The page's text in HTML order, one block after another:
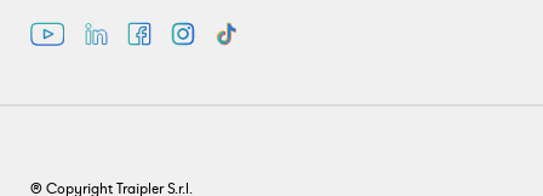
® Copyright Traipler S.r.l.